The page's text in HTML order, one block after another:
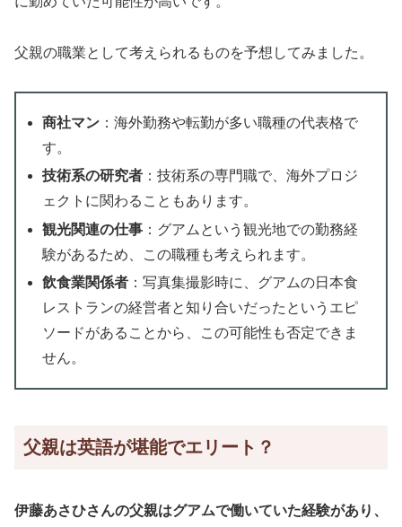
父親の職業として考えられるものを予想してみました。
商社マン ：海外勤務や転勤が多い職種の代表格で
す。
技術系の研究者 ：技術系の専門職で、海外プロジ
ェクトに関わることもあります。
観光関連の仕事 ：グアムという観光地での勤務経
験があるため、この職種も考えられます。
飲食業関係者 ：写真集撮影時に、グアムの日本食
レストランの経営者と知り合いだったというエピ
ソードがあることから、この可能性も否定できま
せん。
父親は英語が堪能でエリート？
伊藤あさひさんの父親はグアムで働いていた経験があり、